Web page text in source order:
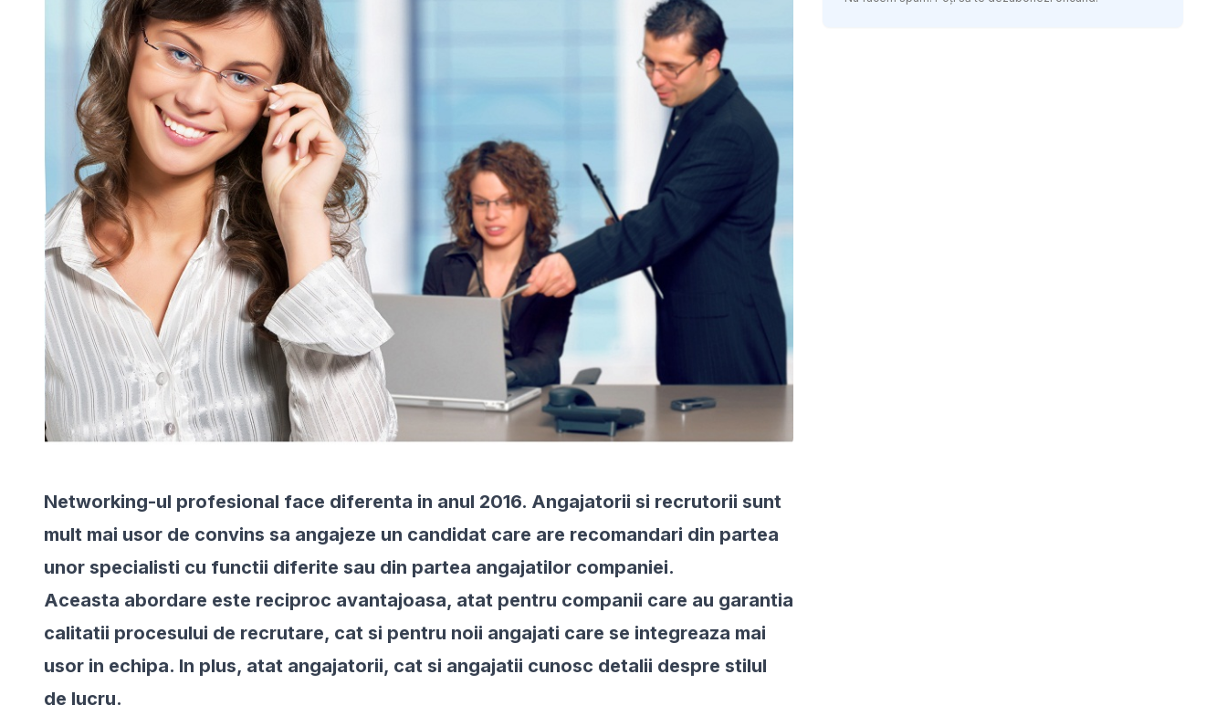
Networking-ul profesional face diferenta in anul 2016. Angajatorii si recrutorii sunt
mult mai usor de convins sa angajeze un candidat care are recomandari din partea
unor specialisti cu functii diferite sau din partea angajatilor companiei.
Aceasta abordare este reciproc avantajoasa, atat pentru companii care au garantia
calitatii procesului de recrutare, cat si pentru noii angajati care se integreaza mai
usor in echipa. In plus, atat angajatorii, cat si angajatii cunosc detalii despre stilul
de lucru.